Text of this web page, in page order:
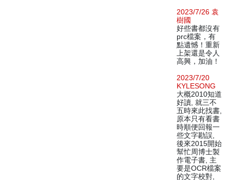
2023/7/26 袁
樹國
好些書都沒有
prc檔案，有
點遺憾！重新
上架還是令人
高興，加油！
2023/7/20
KYLESONG
大概2010知道
好讀, 就三不
五時來此找書,
原本只有看書
時順便回報一
些文字勘誤,
後來2015開始
幫忙周博士製
作電子書, 主
要是OCR檔案
的文字校對,